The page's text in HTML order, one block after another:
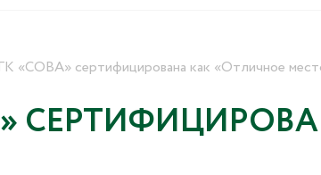
ГК «СОВА» сертифицирована как «Отличное